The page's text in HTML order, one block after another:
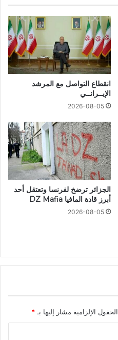
انقطاع التواصل مع المرشد
الإيــرانــي
2026-08-05
الجزائر ترضخ لفرنسا وتعتقل أحد
أبرز قادة المافيا DZ Mafia
2026-08-05
الحقول الإلزامية مشار إليها بـ *